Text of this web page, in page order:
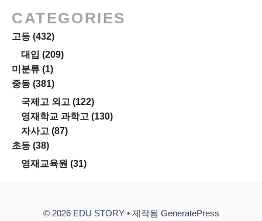
CATEGORIES
고등 (432)
대입 (209)
미분류 (1)
중등 (381)
국제고 외고 (122)
영재학교 과학고 (130)
자사고 (87)
초등 (38)
영재교육원 (31)
© 2026 EDU STORY• 제작됨 GeneratePress